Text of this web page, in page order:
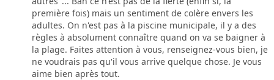
première fois) mais un sentiment de colère envers les
adultes. On n'est pas à la piscine municipale, il y a des
règles à absolument connaître quand on va se baigner à
la plage. Faites attention à vous, renseignez-vous bien, je
ne voudrais pas qu'il vous arrive quelque chose. Je vous
aime bien après tout.